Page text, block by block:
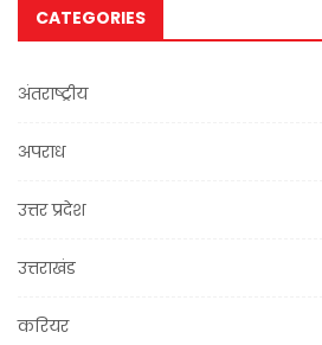
CATEGORIES
अंतराष्ट्रीय
अपराध
उत्तर प्रदेश
उत्तराखंड
करियर